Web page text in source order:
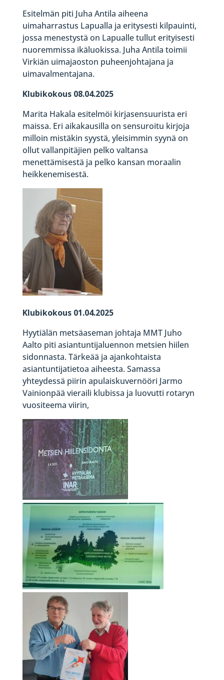
Esitelmän piti Juha Antila aiheena
uimaharrastus Lapualla ja eritysesti kilpauinti,
jossa menestystä on Lapualle tullut erityisesti
nuoremmissa ikäluokissa. Juha Antila toimii
Virkiän uimajaoston puheenjohtajana ja
uimavalmentajana.
Klubikokous 08.04.2025
Marita Hakala esitelmöi kirjasensuurista eri
maissa. Eri aikakausilla on sensuroitu kirjoja
milloin mistäkin syystä, yleisimmin syynä on
ollut vallanpitäjien pelko valtansa
menettämisestä ja pelko kansan moraalin
heikkenemisestä.
Klubikokous 01.04.2025
Hyytiälän metsäaseman johtaja MMT Juho
Aalto piti asiantuntijaluennon metsien hiilen
sidonnasta. Tärkeää ja ajankohtaista
asiantuntijatietoa aiheesta. Samassa
yhteydessä piirin apulaiskuvernööri Jarmo
Vainionpää vieraili klubissa ja luovutti rotaryn
vuositeema viirin,